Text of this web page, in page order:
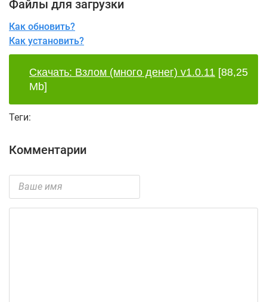
Файлы для загрузки
Как обновить?
Как установить?
Скачать: Взлом (много денег) v1.0.11 [88,25
Mb]
Теги:
Комментарии